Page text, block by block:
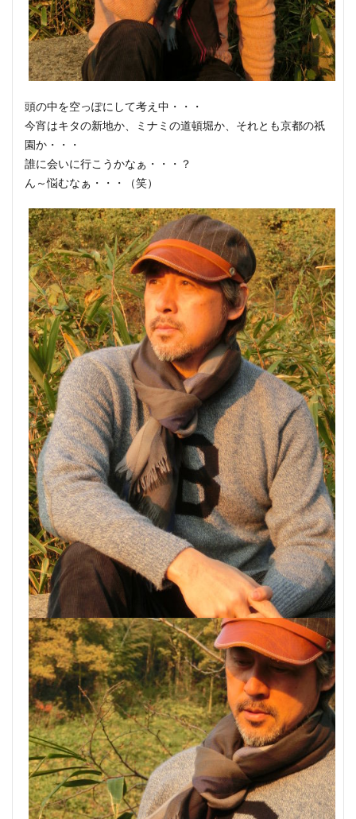
頭の中を空っぽにして考え中・・・
今宵はキタの新地か、ミナミの道頓堀か、それとも京都の祇
園か・・・
誰に会いに行こうかなぁ・・・？
ん～悩むなぁ・・・（笑）